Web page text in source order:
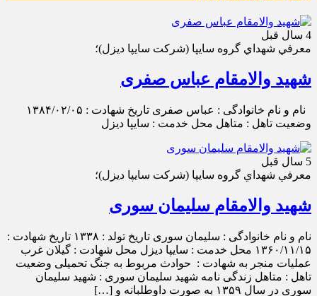
4 سال قبل
معرفي شهداي گروه سايپا (شركت سايپا ديزل)؛
شهید والامقام عباس صفری
نام و نام خانوادگی : عباس صفری تاریخ شهادت : ۱۳۸۴/۰۲/۰۵
وضعیت تاهل : متاهل محل خدمت : سایپا دیزل
5 سال قبل
معرفي شهداي گروه سايپا (شركت سايپا ديزل)؛
شهید والامقام سلیمان سوری
نام و نام خانوادگی : سلیمان سوری تاریخ تولد : ۱۳۳۸ تاریخ شهادت :
۱۳۶۰/۱۱/۱۵ محل خدمت : سایپا دیزل محل شهادت : گیلان غرب
عملیات منجر به شهادت : حوادث مربوط به جنگ تحمیلی وضعیت
تاهل : متاهل زندگی نامه شهید سلیمان سوری : شهید سلیمان
سوری در سال ۱۳۵۹ به صورت داوطلبانه و […]